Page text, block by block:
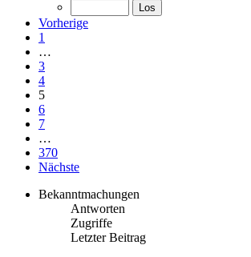
Vorherige
1
…
3
4
5
6
7
…
370
Nächste
Bekanntmachungen
Antworten
Zugriffe
Letzter Beitrag